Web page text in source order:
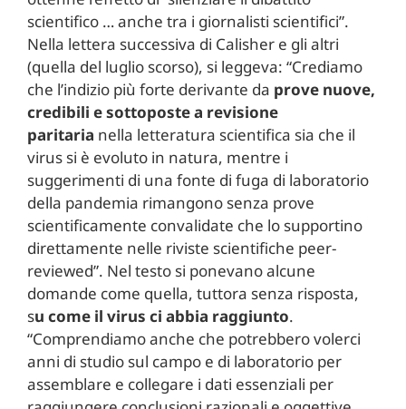
scientifico … anche tra i giornalisti scientifici”.
Nella lettera successiva di Calisher e gli altri
(quella del luglio scorso), si leggeva: “Crediamo
che l’indizio più forte derivante da prove nuove,
credibili e sottoposte a revisione
paritaria nella letteratura scientifica sia che il
virus si è evoluto in natura, mentre i
suggerimenti di una fonte di fuga di laboratorio
della pandemia rimangono senza prove
scientificamente convalidate che lo supportino
direttamente nelle riviste scientifiche peer-
reviewed”. Nel testo si ponevano alcune
domande come quella, tuttora senza risposta,
su come il virus ci abbia raggiunto.
“Comprendiamo anche che potrebbero volerci
anni di studio sul campo e di laboratorio per
assemblare e collegare i dati essenziali per